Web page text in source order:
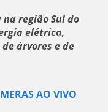
região Sul do
elétrica,
árvores e de
AO VIVO